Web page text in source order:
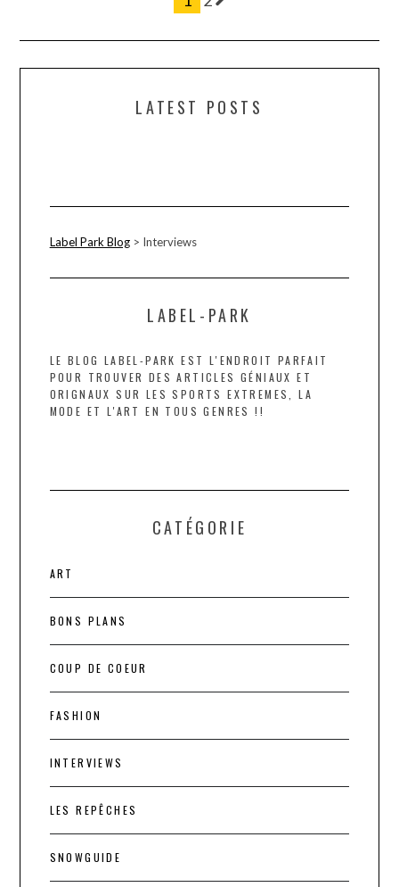
LATEST POSTS
Label Park Blog> Interviews
LABEL-PARK
LE BLOG LABEL-PARK EST L'ENDROIT PARFAIT
POUR TROUVER DES ARTICLES GÉNIAUX ET
ORIGNAUX SUR LES SPORTS EXTREMES, LA
MODE ET L'ART EN TOUS GENRES !!
CATÉGORIE
ART
BONS PLANS
COUP DE COEUR
FASHION
INTERVIEWS
LES REPÊCHES
SNOWGUIDE